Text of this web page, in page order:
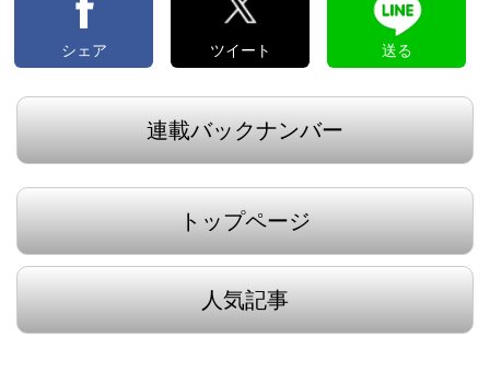
シェア ツイート 送る
連載バックナンバー
トップページ
人気記事